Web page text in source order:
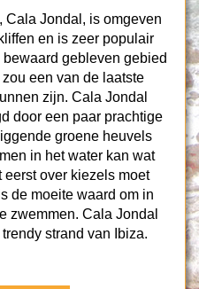
Cala Jondal, is omgeven
en is zeer populair
gebleven gebied
een van de laatste
zijn. Cala Jondal
door een paar prachtige
groene heuvels
in het water kan wat
over kiezels moet
de moeite waard om in
zwemmen. Cala Jondal
strand van Ibiza.